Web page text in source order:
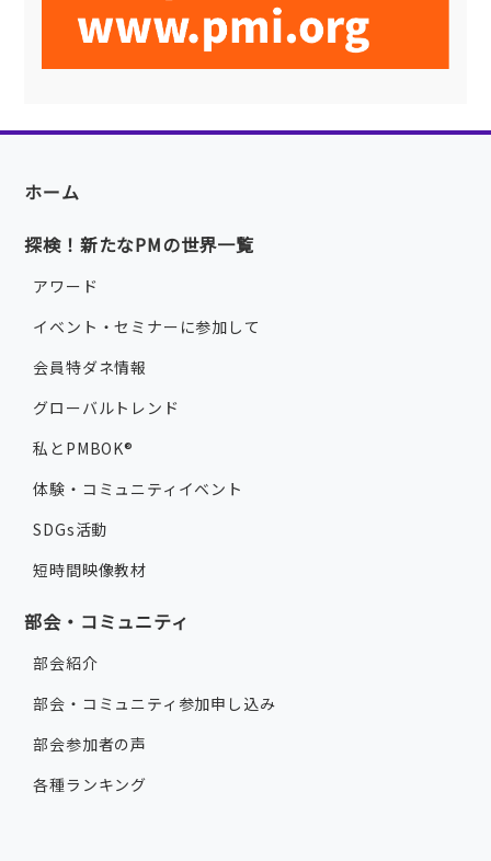
ホーム
探検！新たなPMの世界一覧
アワード
イベント・セミナーに参加して
会員特ダネ情報
グローバルトレンド
私とPMBOK®
体験・コミュニティイベント
SDGs活動
短時間映像教材
部会・コミュニティ
部会紹介
部会・コミュニティ参加申し込み
部会参加者の声
各種ランキング